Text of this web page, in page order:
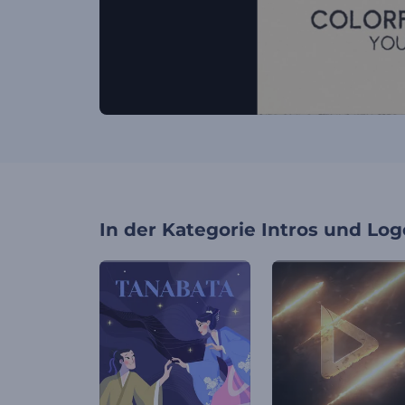
In der Kategorie Intros und